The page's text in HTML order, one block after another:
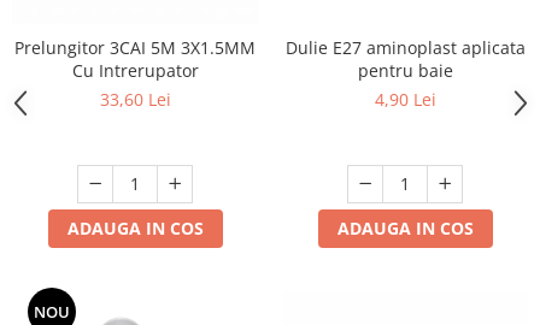
Prelungitor 3CAI 5M 3X1.5MM
Cu Intrerupator
33,60 Lei
ADAUGA IN COS
Dulie E27 aminoplast aplicata
pentru baie
4,90 Lei
ADAUGA IN COS
NOU